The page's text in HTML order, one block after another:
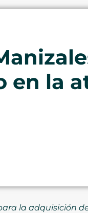
en la
la adquisición